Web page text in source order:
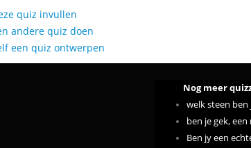
quiz invullen
andere quiz doen
een quiz ontwerpen
Nog meer
welk steen ben
ben je gek,
Ben jy een